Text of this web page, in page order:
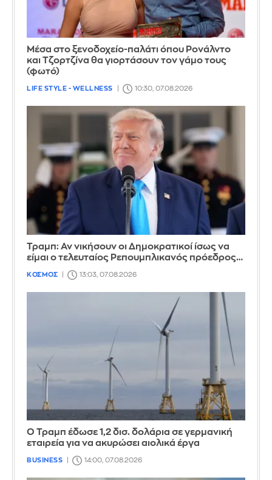
Μέσα στο ξενοδοχείο-παλάτι όπου Ρονάλντο
και Τζορτζίνα θα γιορτάσουν τον γάμο τους
(φωτό)
LIFE STYLE - WELLNESS 10:30, 07.08.2026
Τραμπ: Αν νικήσουν οι Δημοκρατικοί ίσως να
είμαι ο τελευταίος Ρεπουμπλικανός πρόεδρος…
ΚΟΣΜΟΣ 13:03, 07.08.2026
Ο Τραμπ έδωσε 1,2 δισ. δολάρια σε γερμανική
εταιρεία για να ακυρώσει αιολικά έργα
BUSINESS 14:00, 07.08.2026